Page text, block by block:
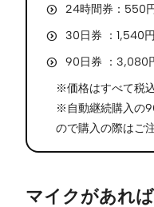
24時間券：550
30日券 ：1,540
90日券 ：
※価格はすべて税込
※自動継続購入の
ので購入の際はご
マイクがあれ